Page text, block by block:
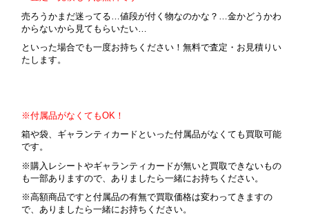
売ろうかまだ迷ってる…値段が付く物なのかな？…金かどうかわ
からないから見てもらいたい…
といった場合でも一度お持ちください！無料で査定・お見積りい
たします。
※付属品がなくてもOK！
箱や袋、ギャランティカードといった付属品がなくても買取可能
です。
※購入レシートやギャランティカードが無いと買取できないもの
も一部ありますので、ありましたら一緒にお持ちください。
※高額商品ですと付属品の有無で買取価格は変わってきますの
で、ありましたら一緒にお持ちください。